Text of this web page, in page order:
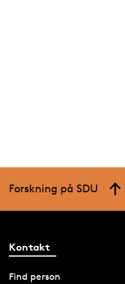
Forskning på SDU
Kontakt
Find person